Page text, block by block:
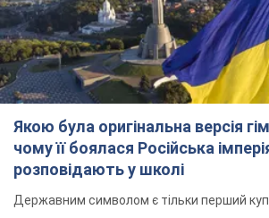
Якою була оригінальна версія
чому її боялася Російська
розповідають у школі
Державним символом є тільки перший